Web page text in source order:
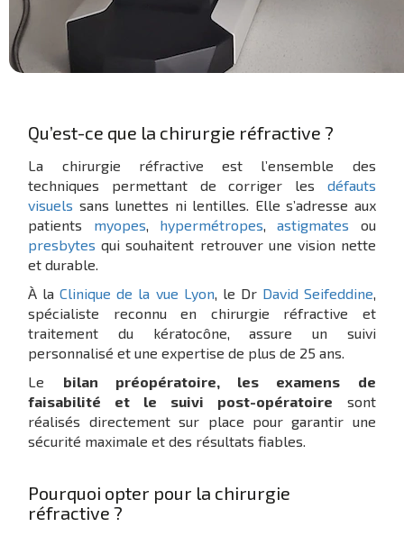
Qu’est-ce que la chirurgie réfractive ?
La chirurgie réfractive est l’ensemble des
techniques permettant de corriger les défauts
visuels sans lunettes ni lentilles. Elle s’adresse aux
patients myopes, hypermétropes,astigmates ou
presbytes qui souhaitent retrouver une vision nette
et durable.
À laClinique de la vue Lyon, le Dr David Seifeddine,
spécialiste reconnu en chirurgie réfractive et
traitement du kératocône, assure un suivi
personnalisé et une expertise de plus de 25 ans.
Le bilan préopératoire, les examens de
faisabilité et le suivi post-opératoire sont
réalisés directement sur place pour garantir une
sécurité maximale et des résultats fiables.
Pourquoi opter pour la chirurgie
réfractive ?